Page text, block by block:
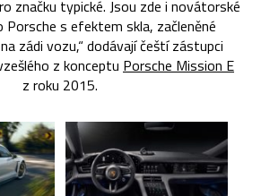
značku typické. Jsou zde i novátorské
Porsche s efektem skla, začleněné
zádi vozu,“ dodávají čeští zástupci
z konceptu Porsche Mission E
z roku 2015.